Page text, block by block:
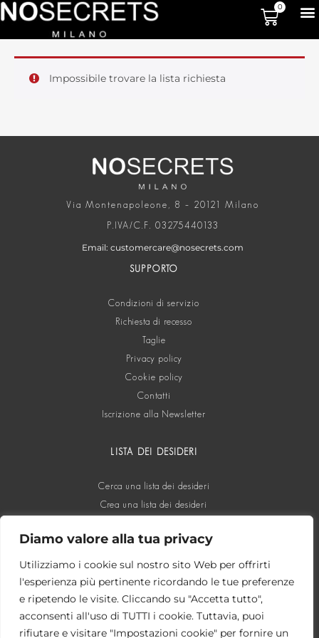
Diamo valore alla tua privacy
Utilizziamo i cookie sul nostro sito Web per offrirti
l'esperienza più pertinente ricordando le tue preferenze
e ripetendo le visite. Cliccando su "Accetta tutto",
acconsenti all'uso di TUTTI i cookie. Tuttavia, puoi
rifiutare e visitare "Impostazioni cookie" per fornire un
0
Impossibile trovare la lista richiesta
Via Montenapoleone, 8 – 20121 Milano
P.IVA/C.F. 03275440133
Email: customercare@nosecrets.com
SUPPORTO
Condizioni di servizio
Richiesta di recesso
Taglie
Privacy policy
Cookie policy
Contatti
Iscrizione alla Newsletter
LISTA DEI DESIDERI
Cerca una lista dei desideri
Crea una lista dei desideri
SOCIAL